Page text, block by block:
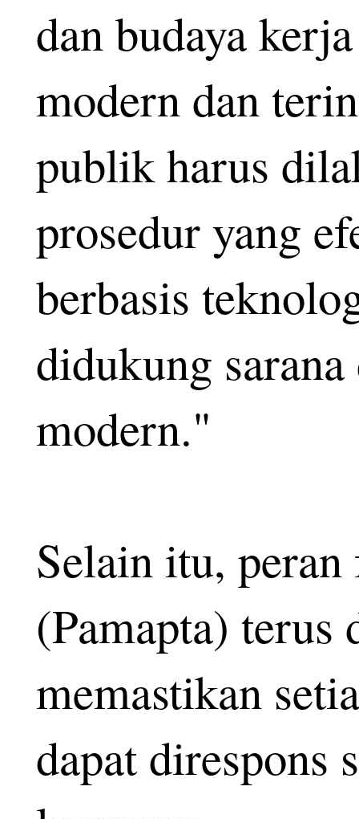
dan budaya
modern dan
publik harus
prosedur yang
berbasis
didukung
modern."
Selain itu,
(Pamapta)
memastikan
dapat direspons